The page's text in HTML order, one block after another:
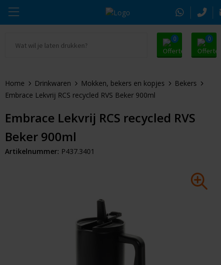
0 0
Drinkwaren
Tassen & Reizen
Sleutelhangers & Tools
Alle promosnoepje
Zomer
Kerst
Thule
Alle merken
Home Drinkwaren Mokken, bekers en kopjes
Bekers
Embrace Lekvrij RCS recycled RVS Beker 900ml
Embrace Lekvrij RCS recycled RVS
Beker 900ml
Artikelnummer: P437.3401